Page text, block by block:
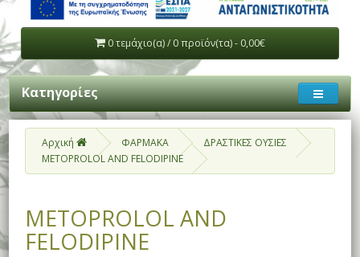
0 τεμάχιο(α) / 0 προϊόν(τα) - 0,00€
Κατηγορίες
Αρχική ΦΑΡΜΑΚΑ
ΔΡΑΣΤΙΚΕΣ ΟΥΣΙΕΣ
METOPROLOL AND FELODIPINE
METOPROLOL AND
FELODIPINE